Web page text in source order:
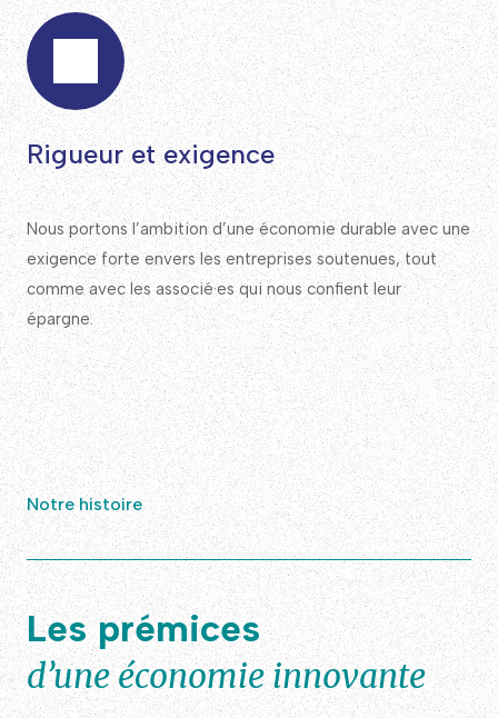
Rigueur et exigence
Nous portons l’ambition d’une économie durable avec une
exigence forte envers les entreprises soutenues, tout
comme avec les associé·es qui nous confient leur
épargne.
Notre histoire
Les prémices
d’une économie innovante